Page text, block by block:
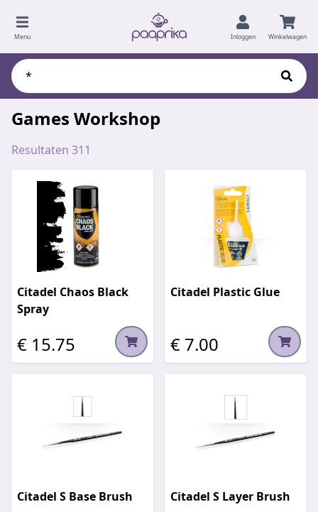
Menu Inloggen Winkelwagen
Games Workshop
Resultaten 311
Citadel Chaos Black
Spray
€ 15.75
Citadel Plastic Glue
€ 7.00
Citadel S Base Brush Citadel S Layer Brush